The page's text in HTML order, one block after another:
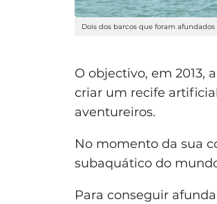
Dois dos barcos que foram afundados
O objectivo, em 2013,
criar um recife
aventureiros.
No momento da sua
subaquático do
Para conseguir